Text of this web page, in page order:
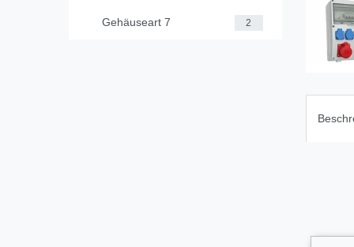
Gehäuseart 7 2